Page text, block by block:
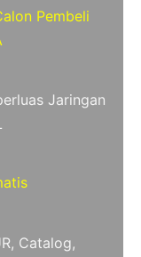
Pembeli
Jaringan
Catalog,